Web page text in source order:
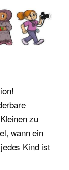
zu
wann ein
Kind ist